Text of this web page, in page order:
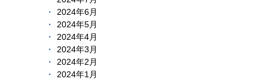
2024年6月
2024年5月
2024年4月
2024年3月
2024年2月
2024年1月